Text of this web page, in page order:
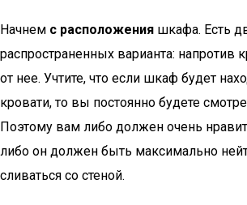
Начнем с расположения шкафа. Есть
распространенных варианта: напротив
от нее. Учтите, что если шкаф будет
кровати, то вы постоянно будете
Поэтому вам либо должен очень
либо он должен быть максимально
сливаться со стеной.